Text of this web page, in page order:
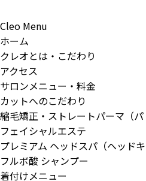
Cleo Menu
ホーム
クレオとは・こだわり
アクセス
サロンメニュー・料金
カットへのこだわり
縮毛矯正・ストレートパーマ（パ
フェイシャルエステ
プレミアム ヘッドスパ（ヘッドキ
フルボ酸 シャンプー
着付けメニュー